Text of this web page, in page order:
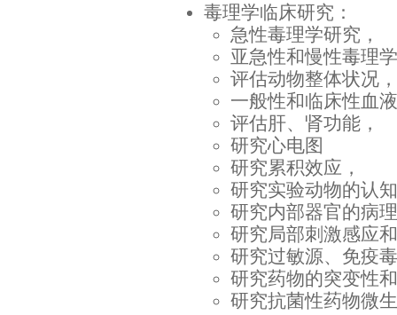
毒理学临床研究：
急性毒理学研究，
亚急性和慢性毒理
评估动物整体状况，
一般性和临床性血
评估肝、肾功能，
研究心电图
研究累积效应，
研究实验动物的认
研究内部器官的病
研究局部刺激感应
研究过敏源、免疫
研究药物的突变性
研究抗菌性药物微